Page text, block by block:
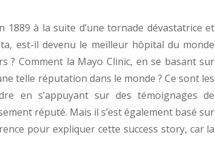
à la suite d’une tornade dévastatrice et
est-il devenu le meilleur hôpital du monde
? Comment la Mayo Clinic, en se basant sur
telle réputation dans le monde ? Ce sont les
en s’appuyant sur des témoignages de
réputé. Mais il s’est également basé sur
pour expliquer cette success story, car la